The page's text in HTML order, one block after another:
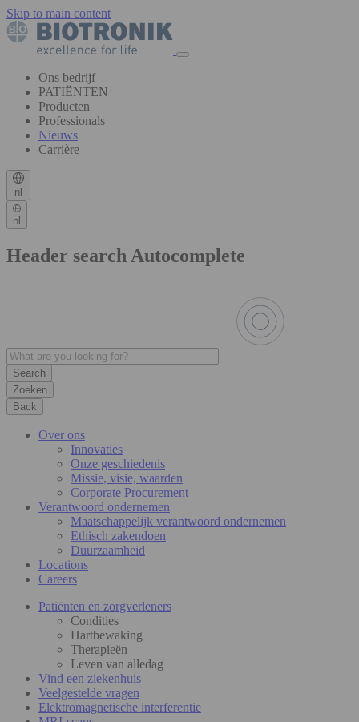
Skip to main content
Ons bedrijf
PATIËNTEN
Producten
Professionals
Nieuws
Carrière
nl
nl
Header search Autocomplete
Zoeken
Back
Over ons
Innovaties
Onze geschiedenis
Missie, visie, waarden
Corporate Procurement
Verantwoord ondernemen
Maatschappelijk verantwoord ondernemen
Ethisch zakendoen
Duurzaamheid
Locations
Careers
Patiënten en zorgverleners
Condities
Hartbewaking
Therapieën
Leven van alledag
Vind een ziekenhuis
Veelgestelde vragen
Elektromagnetische interferentie